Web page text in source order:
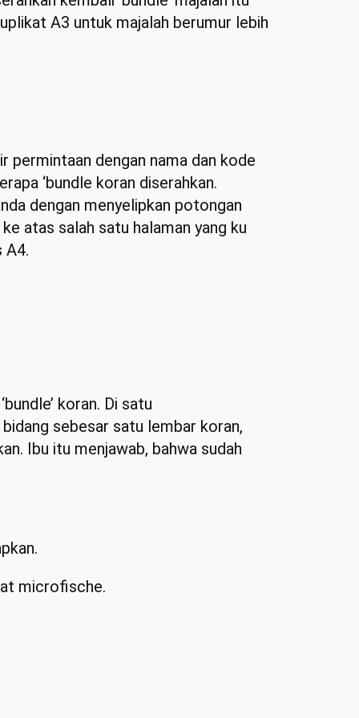
A3 untuk majalah berumur lebih
permintaan dengan nama dan kode
‘bundle koran diserahkan.
dengan menyelipkan potongan
atas salah satu halaman yang ku
A4.
koran. Di satu
sebesar satu lembar koran,
Ibu itu menjawab, bahwa sudah
microfische.